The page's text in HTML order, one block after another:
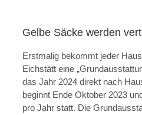
Gelbe Säcke werden
Erstmalig bekommt jeder
Eichstätt eine
das Jahr 2024 direkt nach
beginnt Ende Oktober 2023
pro Jahr statt. Die